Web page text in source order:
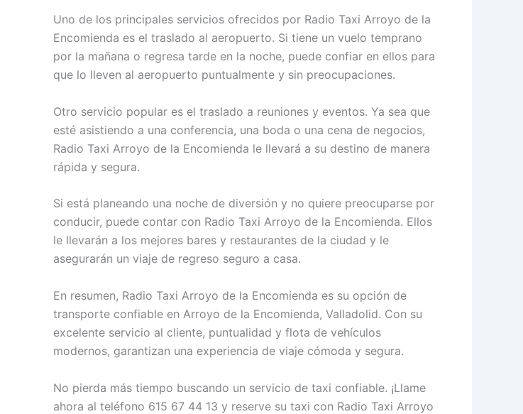
Uno de los principales servicios ofrecidos por Radio Taxi Arroyo de la
Encomienda es el traslado al aeropuerto. Si tiene un vuelo temprano
por la mañana o regresa tarde en la noche, puede confiar en ellos para
que lo lleven al aeropuerto puntualmente y sin preocupaciones.
Otro servicio popular es el traslado a reuniones y eventos. Ya sea que
esté asistiendo a una conferencia, una boda o una cena de negocios,
Radio Taxi Arroyo de la Encomienda le llevará a su destino de manera
rápida y segura.
Si está planeando una noche de diversión y no quiere preocuparse por
conducir, puede contar con Radio Taxi Arroyo de la Encomienda. Ellos
le llevarán a los mejores bares y restaurantes de la ciudad y le
asegurarán un viaje de regreso seguro a casa.
En resumen, Radio Taxi Arroyo de la Encomienda es su opción de
transporte confiable en Arroyo de la Encomienda, Valladolid. Con su
excelente servicio al cliente, puntualidad y flota de vehículos
modernos, garantizan una experiencia de viaje cómoda y segura.
No pierda más tiempo buscando un servicio de taxi confiable. ¡Llame
ahora al teléfono 615 67 44 13 y reserve su taxi con Radio Taxi Arroyo